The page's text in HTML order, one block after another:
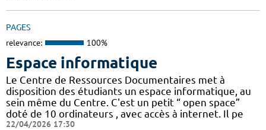
PAGES
relevance: 100%
Espace informatique
Le Centre de Ressources Documentaires met à
disposition des étudiants un espace informatique, au
sein même du Centre. C'est un petit “ open space”
doté de 10 ordinateurs , avec accès à internet. Il pe
22/04/2026 17:30